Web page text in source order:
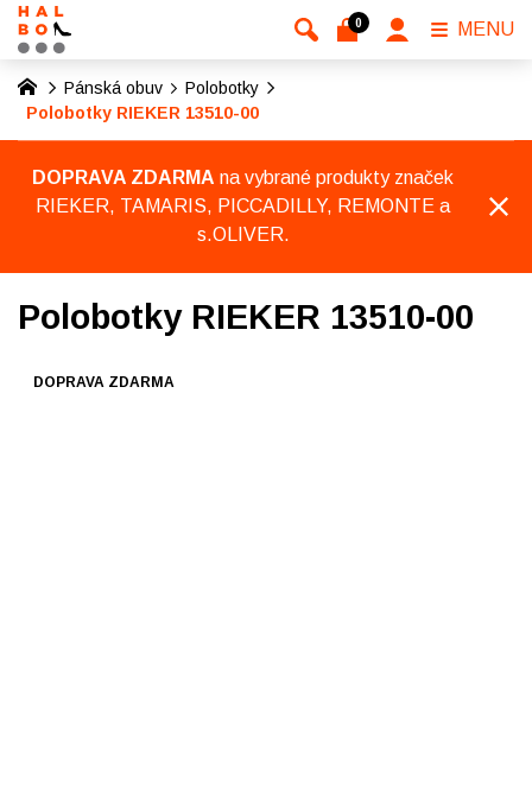
Pánská obuv
Polobotky
Polobotky RIEKER 13510-00
DOPRAVA ZDARMA na vybrané produkty značek
RIEKER, TAMARIS, PICCADILLY, REMONTE a
s.OLIVER.
Polobotky RIEKER 13510-00
DOPRAVA ZDARMA
0 MENU